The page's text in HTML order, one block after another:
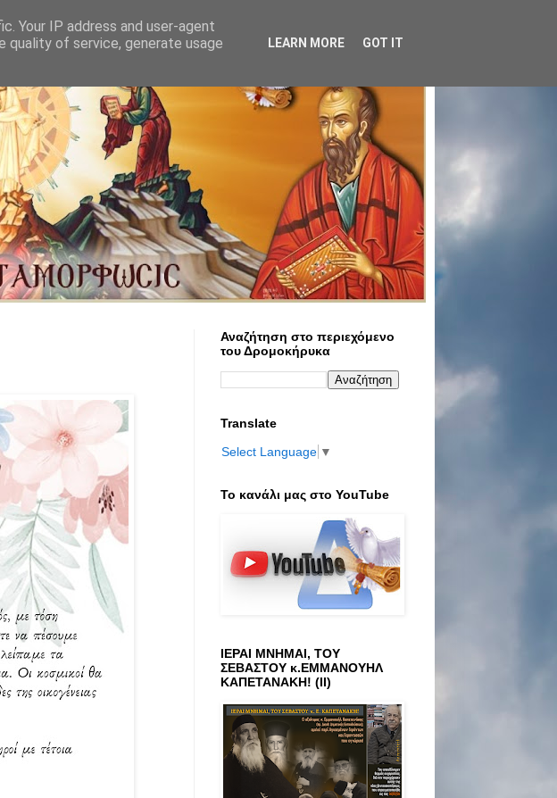
Αναζήτηση στο περιεχόμενο
του Δρομοκήρυκα
Translate
Select Language ▼
Το κανάλι μας στο ΥοuTube
ΙΕΡΑΙ ΜΝΗΜΑΙ, ΤΟΥ
ΣΕΒΑΣΤΟΥ κ.ΕΜΜΑΝΟΥΗΛ
ΚΑΠΕΤΑΝΑΚΗ! (ΙΙ)
Your IP address and user-agent
quality of service, generate usage
LEARN MORE GOT IT